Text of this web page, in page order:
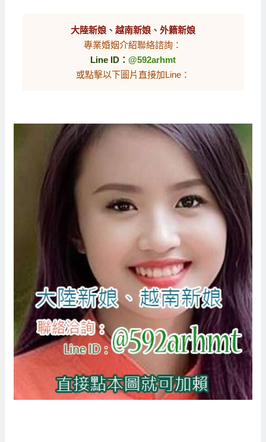
大陸新娘、 越南新娘、 外籍新娘
專業婚姻介紹聯絡諮詢：
Line ID： @592arhmt
或點擊以下圖片直接加Line：